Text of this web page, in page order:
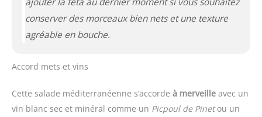
conserver des morceaux bien nets et une texture
agréable en bouche.
Accord mets et vins
Cette salade méditerranéenne s’accorde à merveille avec un
vin blanc sec et minéral comme un Picpoul de Pinetou un